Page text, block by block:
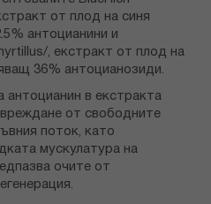
от плод на синя
антоцианини и
, екстракт от плод на
36% антоцианозиди.
в екстракта
от свободните
поток, като
мускулатура на
очите от